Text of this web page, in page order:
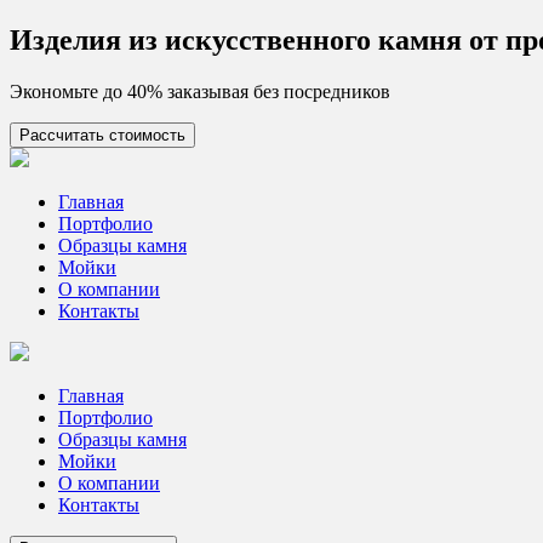
Skip
to
Изделия из искусcтвенного камня от
Экономьте до 40% заказывая без посредников
Рассчитать стоимость
Цех камня
Столешницы из искусственного камня
Главная
Портфолио
Образцы камня
Мойки
О компании
Контакты
Главная
Портфолио
Образцы камня
Мойки
О компании
Контакты